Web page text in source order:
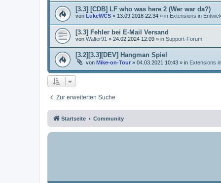
[3.3] [CDB] LF who was here 2 (Wer war da?)
von LukeWCS » 13.09.2018 22:34 » in Extensions in
[3.3] Fehler bei E-Mail Versand
von Walter91 » 24.02.2024 12:09 » in Support-Forum
[3.2][3.3][DEV] Hangman Spiel
von Mike-on-Tour » 04.03.2021 10:43 » in Extensions
Zur erweiterten Suche
Startseite Community